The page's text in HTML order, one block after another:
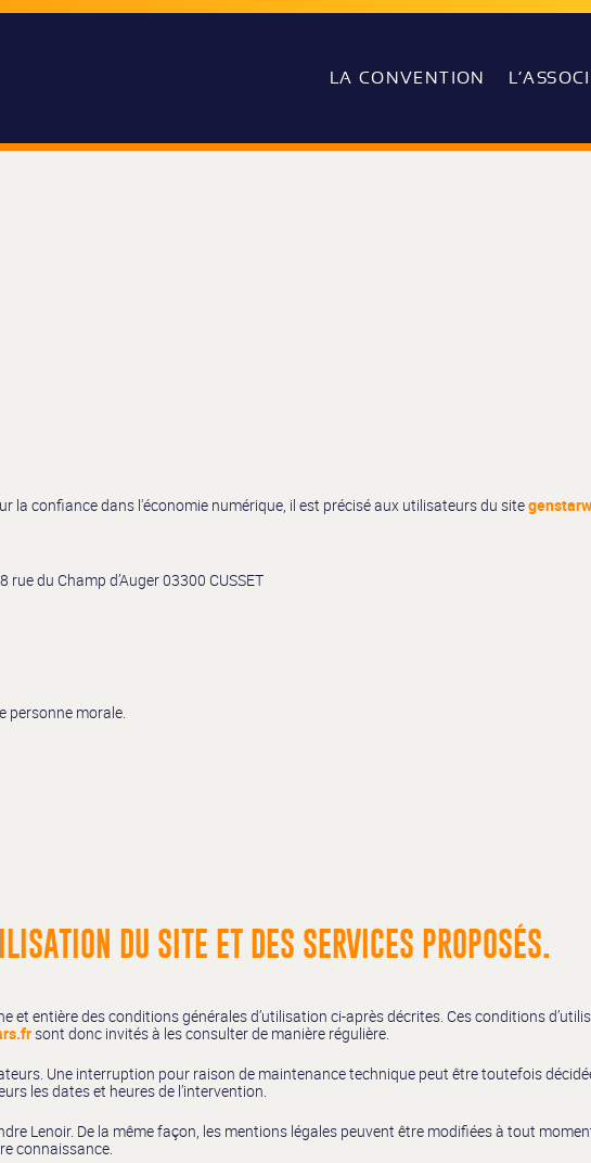
LA CONVENTION
la confiance dans l'économie numérique, il est précisé aux utilisateurs du site
du Champ d’Auger 03300 CUSSET
personne morale.
DU SITE ET DES SERVICES PROPOSÉS.
et entière des conditions générales d’utilisation ci-après décrites. Ces conditions
sont donc invités à les consulter de manière régulière.
Une interruption pour raison de maintenance technique peut être toutefois
les dates et heures de l’intervention.
Lenoir. De la même façon, les mentions légales peuvent être modifiées à tout
connaissance.